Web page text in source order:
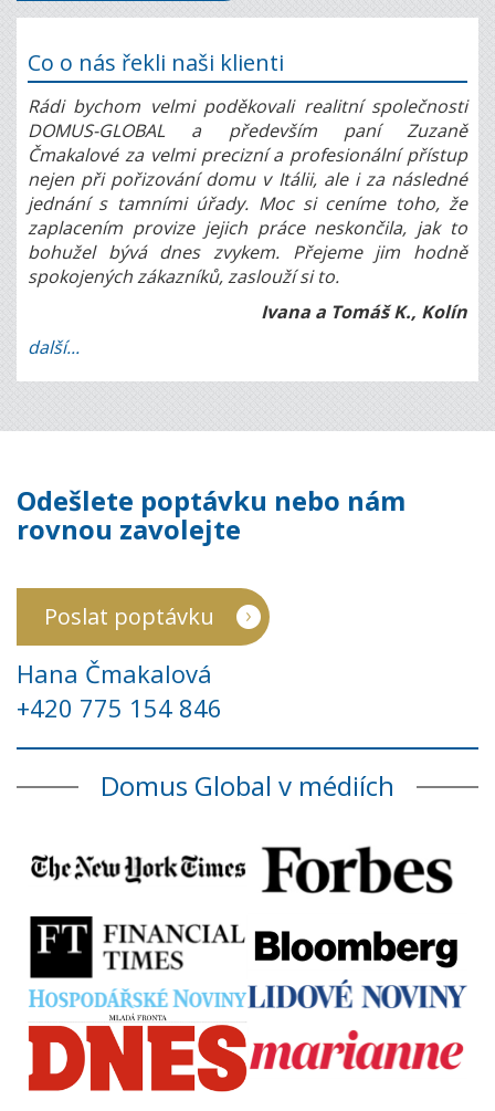
Co o nás řekli naši klienti
Rádi bychom velmi poděkovali realitní společnosti
DOMUS-GLOBAL a především paní Zuzaně
Čmakalové za velmi precizní a profesionální přístup
nejen při pořizování domu v Itálii, ale i za následné
jednání s tamními úřady. Moc si ceníme toho, že
zaplacením provize jejich práce neskončila, jak to
bohužel bývá dnes zvykem. Přejeme jim hodně
spokojených zákazníků, zaslouží si to.
Ivana a Tomáš K., Kolín
další...
Odešlete poptávku nebo nám
rovnou zavolejte
Poslat poptávku
Hana Čmakalová
+420 775 154 846
Domus Global v médiích